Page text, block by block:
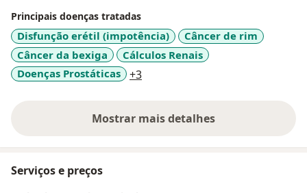
Principais doenças tratadas
Disfunção erétil (impotência)
Câncer de rim
Câncer da bexiga
Cálculos Renais
Doenças Prostáticas
+3a11y_sr_more_diseases
Mostrar mais detalhes
sobre a experiência
Serviços e preços